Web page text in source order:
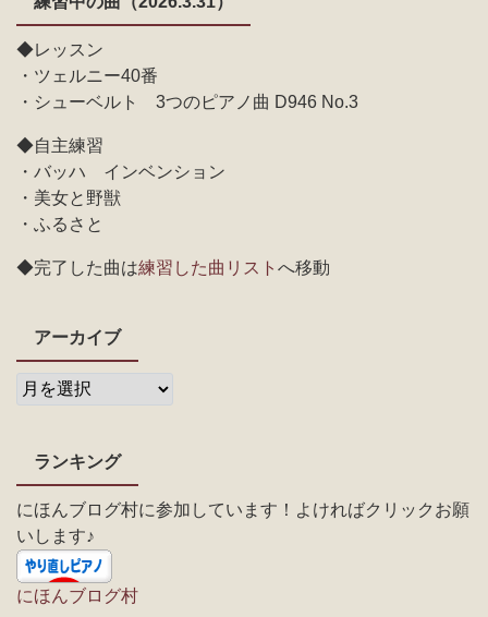
◆レッスン
・ツェルニー40番
・シューベルト 3つのピアノ曲 D946 No.3
◆自主練習
・バッハ インベンション
・美女と野獣
・ふるさと
◆完了した曲は練習した曲リスト へ移動
アーカイブ
ランキング
にほんブログ村に参加しています！よければクリックお願
いします♪
にほんブログ村